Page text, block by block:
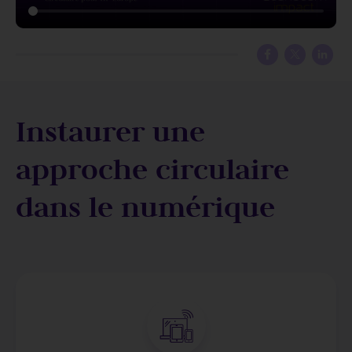
que nous avons obtenu du SBTi.
Instaurer une
approche circulaire
dans le numérique